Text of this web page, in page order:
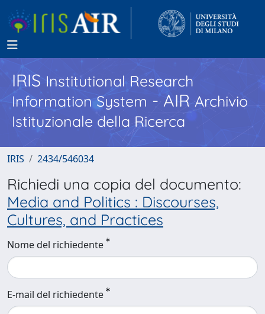
IRISInstitutional Research
Information System - AIR Archivio
Istituzionale della Ricerca
IRIS 2434/546034
Richiedi una copia del documento:
Media and Politics : Discourses,
Cultures, and Practices
Nome del richiedente
E-mail del richiedente